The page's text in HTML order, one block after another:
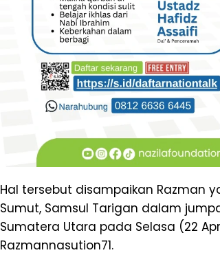
Hal tersebut disampaikan Razman
Sumut, Samsul Tarigan dalam
Sumatera Utara pada Selasa (22
Razmannasution71.